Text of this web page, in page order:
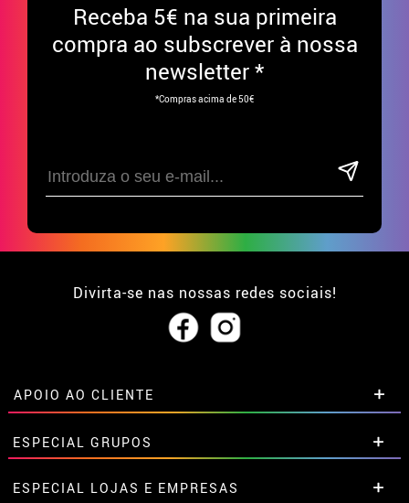
Receba 5€ na sua primeira
compra ao subscrever à nossa
newsletter *
*Compras acima de 50€
Divirta-se nas nossas redes sociais!
APOIO AO CLIENTE
• Sobre nós
• Condições de venda
• Aviso legal ePrivacidade
ESPECIAL GRUPOS
Descontos especiais para grupos.
ESPECIAL LOJAS E EMPRESAS